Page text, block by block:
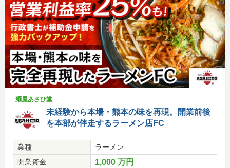
麺屋あさひ堂
未経験から本場・熊本の味を再現。開業前後
を本部が伴走するラーメン店FC
業種
ラーメン
開業資金
1,000 万円